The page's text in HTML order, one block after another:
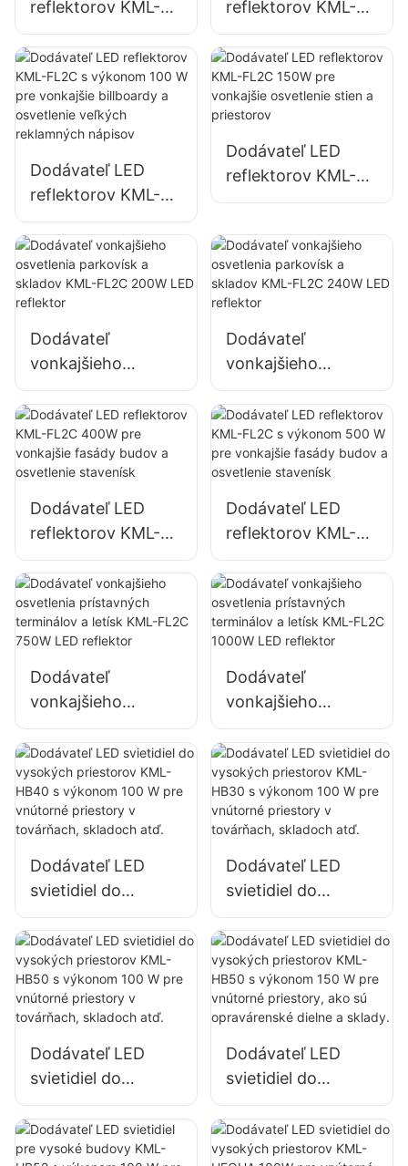
reflektorov KML-
FL05 200W,
núdzové osvetlenie
a osvetlenie miest
na pomoc pri
katastrofách
reflektorov KML-
FL2C 50W pre
vonkajšie billboardy
a osvetlenie
veľkých
nápisov
Dodávateľ LED
reflektorov KML-
FL2C s výkonom
100 W pre
vonkajšie billboardy
a osvetlenie
reklamných
nápisov
Dodávateľ LED
reflektorov KML-
FL2C 150W pre
osvetlenie stien a
priestorov
Dodávateľ
vonkajšieho
osvetlenia
parkovísk a skladov
KML-FL2C 200W
LED reflektor
Dodávateľ
vonkajšieho
osvetlenia
parkovísk a skladov
KML-FL2C 240W
LED reflektor
Dodávateľ LED
reflektorov KML-
FL2C 400W pre
vonkajšie fasády
budov a osvetlenie
stavenísk
Dodávateľ LED
reflektorov KML-
FL2C s výkonom
500 W pre
vonkajšie fasády
budov a osvetlenie
Dodávateľ
vonkajšieho
osvetlenia
prístavných
terminálov a letísk
KML-FL2C 750W
LED reflektor
Dodávateľ
vonkajšieho
osvetlenia
prístavných
terminálov a letísk
KML-FL2C 1000W
LED reflektor
Dodávateľ LED
svietidiel do
vysokých
priestorov KML-
HB40 s výkonom
100 W pre vnútorné
priestory v
skladoch atď.
Dodávateľ LED
svietidiel do
vysokých
priestorov KML-
HB30 s výkonom
100 W pre vnútorné
priestory v
skladoch atď.
Dodávateľ LED
svietidiel do
vysokých
priestorov KML-
HB50 s výkonom
Dodávateľ LED
svietidiel do
vysokých
priestorov KML-
HB50 s výkonom